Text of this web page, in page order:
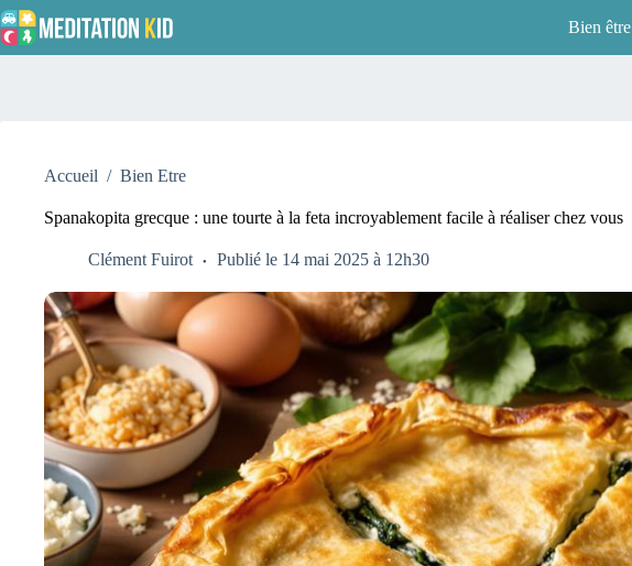
Passer
au
contenu
Bien être
Accueil / Bien Etre
Spanakopita grecque : une tourte à la feta incroyablement facile à réaliser chez vous
Clément Fuirot Publié le 14 mai 2025 à 12h30